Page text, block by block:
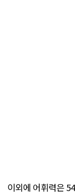
이외에 어휘력은